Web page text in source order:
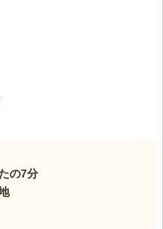
の7分